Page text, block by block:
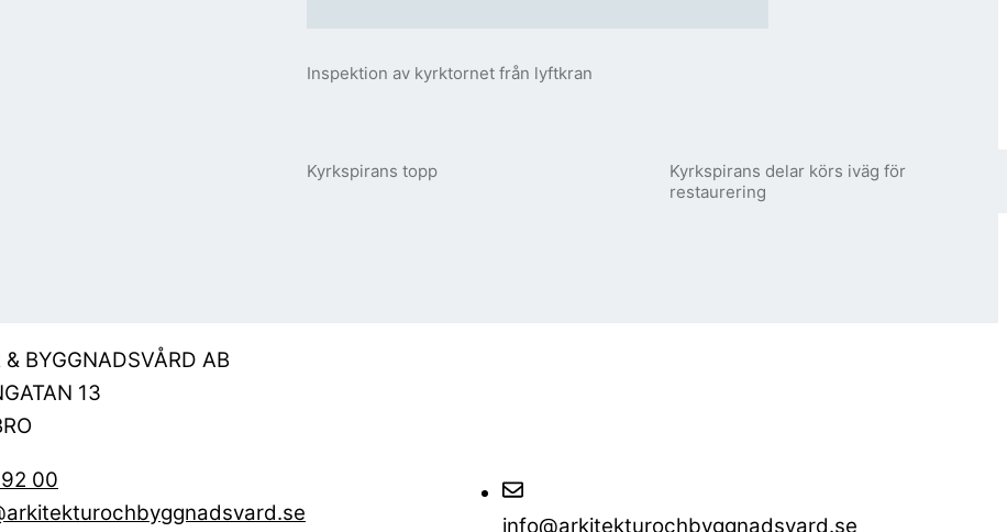
Inspektion av kyrktornet från lyftkran
Kyrkspirans topp
Kyrkspirans delar körs iväg för
restaurering
& BYGGNADSVÅRD AB
13
00
info@arkitekturochbyggnadsvard.se